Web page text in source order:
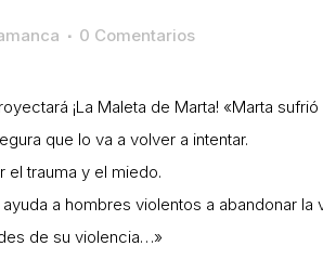
0 Comentarios
¡La Maleta de Marta! «Marta
que lo va a volver a intentar.
el trauma y el miedo.
a hombres violentos a abandonar
de su violencia…»